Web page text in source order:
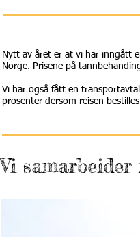
Nytt av året er at vi har inngått
Norge. Prisene på
Vi har også fått en
prosenter dersom reisen
Vi